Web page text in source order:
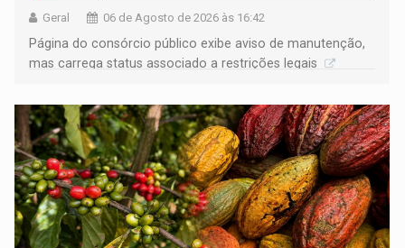
Geral 06 de Agosto de 2026 às 16:42
Página do consórcio público exibe aviso de manutenção,
mas carrega status associado a restrições legais